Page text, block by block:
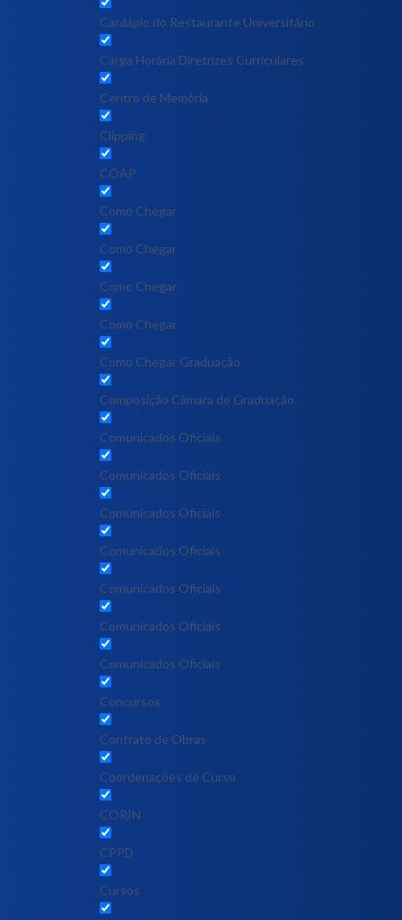
Cardápio do Restaurante Universitário
Carga Horária Diretrizes Curriculares
Centro de Memória
Clipping
COAP
Como Chegar
Como Chegar
Como Chegar
Como Chegar
Como Chegar Graduação
Composição Câmara de Graduação
Comunicados Oficiais
Comunicados Oficiais
Comunicados Oficiais
Comunicados Oficiais
Comunicados Oficiais
Comunicados Oficiais
Comunicados Oficiais
Concursos
Contrato de Obras
Coordenações de Curso
CORIN
CPPD
Cursos